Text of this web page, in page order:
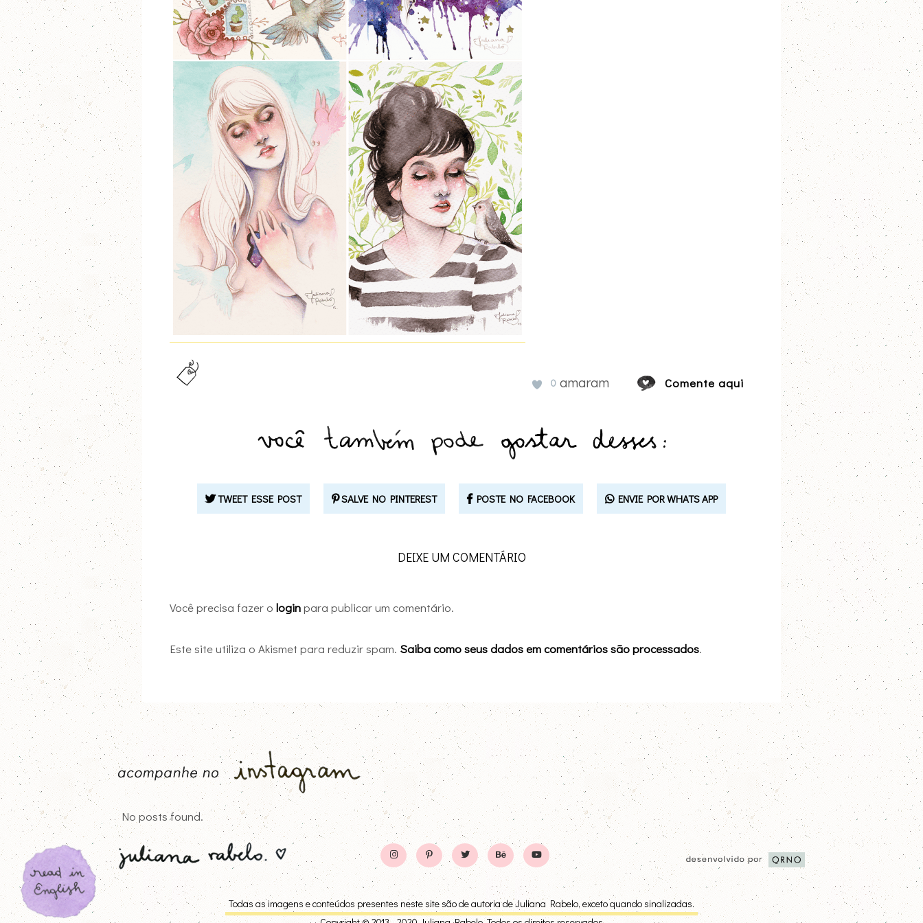
0 amaram Comente aqui
TWEET ESSE POST SALVE NO PINTEREST POSTE NO FACEBOOK ENVIE POR WHATS APP
DEIXE UM COMENTÁRIO
Você precisa fazer o loginpara publicar um comentário.
Este site utiliza o Akismet para reduzir spam. Saiba como seus dados em comentários são processados.
No posts found.
Todas as imagens e conteúdos presentes neste site são de autoria de Juliana Rabelo, exceto quando sinalizadas.